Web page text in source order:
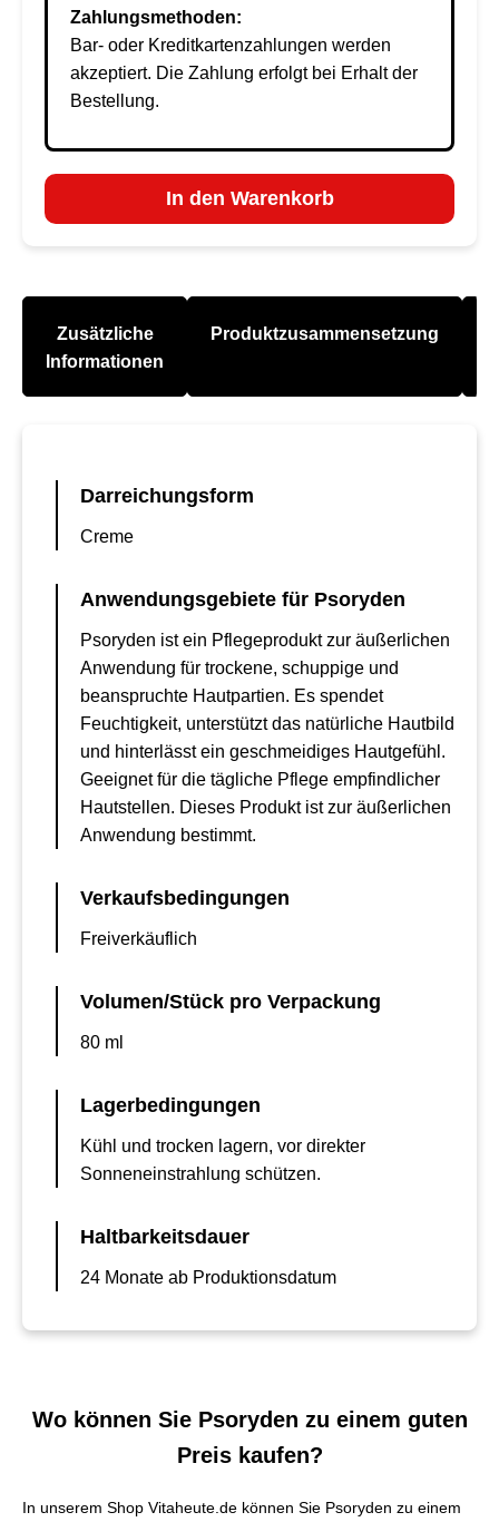
Zahlungsmethoden:
Bar- oder Kreditkartenzahlungen werden
akzeptiert. Die Zahlung erfolgt bei Erhalt der
Bestellung.
In den Warenkorb
Zusätzliche
Informationen
Produktzusammensetzung
Darreichungsform
Creme
Anwendungsgebiete für Psoryden
Psoryden ist ein Pflegeprodukt zur äußerlichen
Anwendung für trockene, schuppige und
beanspruchte Hautpartien. Es spendet
Feuchtigkeit, unterstützt das natürliche Hautbild
und hinterlässt ein geschmeidiges Hautgefühl.
Geeignet für die tägliche Pflege empfindlicher
Hautstellen. Dieses Produkt ist zur äußerlichen
Anwendung bestimmt.
Verkaufsbedingungen
Freiverkäuflich
Volumen/Stück pro Verpackung
80 ml
Lagerbedingungen
Kühl und trocken lagern, vor direkter
Sonneneinstrahlung schützen.
Haltbarkeitsdauer
24 Monate ab Produktionsdatum
Wo können Sie Psoryden zu einem guten
Preis kaufen?
In unserem Shop Vitaheute.de können Sie Psoryden zu einem